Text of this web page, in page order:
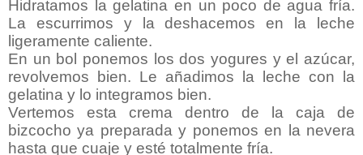
Hidratamos la gelatina en un poco de agua fría.
La escurrimos y la deshacemos en la leche
ligeramente caliente.
En un bol ponemos los dos yogures y el azúcar,
revolvemos bien. Le añadimos la leche con la
gelatina y lo integramos bien.
Vertemos esta crema dentro de la caja de
bizcocho ya preparada y ponemos en la nevera
hasta que cuaje y esté totalmente fría.